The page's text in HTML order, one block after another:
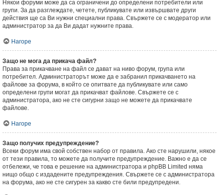
Някои форуми може да са ограничени до определени потребители или
групи. За да разглеждате, четете, публикувате или извършвате други
действия ще са Ви нужни специални права. Свържете се с модератор или
администратор за да Ви дадат нужните права.
Нагоре
Защо не мога да прикача файл?
Права за прикачване на файл се дават на ниво форум, група или
потребител. Администраторът може да е забранил прикачването на
файлове за форума, в който се опитвате да публикувате или само
определени групи могат да прикачват файлове. Свържете се с
администратора, ако не сте сигурни защо не можете да прикачвате
файлове.
Нагоре
Защо получих предупреждение?
Всеки форум има свой собствен набор от правила. Ако сте нарушили, някое
от тези правила, то можете да получите предупреждение. Важно е да се
отбележи, че това е решение на администратора и phpBB Limited няма
нищо общо с издадените предупреждения. Свържете се с администратора
на форума, ако не сте сигурен за какво сте били предупредени.